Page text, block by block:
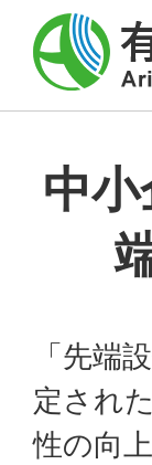
中
「先端
定され
性の向